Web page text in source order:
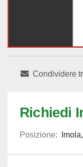
Condividere
Richiedi
Posizione: